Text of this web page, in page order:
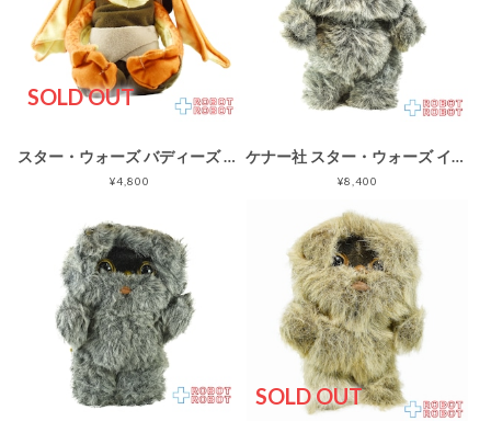
SOLD OUT
スター・ウォーズ バディーズ ジャー・ジャー・ビンクス ビーニーぬいぐるみ人形
¥4,800
ケナー社 スター・ウォーズ イウォーク ムーキー ぬいぐるみ人形 韓国製
¥8,400
SOLD OUT